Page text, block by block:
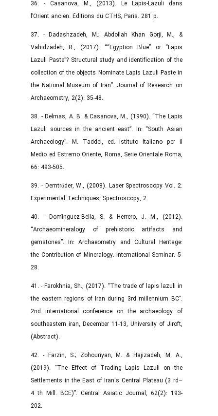
36. - Casanova, M., (2013). Le Lapis-Lazuli dans
l’Orient ancien. Éditions du CTHS, Paris. 281 p.
37. - Dadashzadeh, M.; Abdollah Khan Gorji, M., &
Vahidzadeh, R., (2017). ““Egyption Blue” or “Lapis
Lazuli Paste”? Structural study and identification of the
collection of the objects Nominate Lapis Lazuli Paste in
the National Museum of Iran”. Journal of Research on
Archaeometry, 2(2): 35-48.
38. - Delmas, A. B. & Casanova, M., (1990). “The Lapis
Lazuli sources in the ancient east”. In: “South Asian
Archaeology”. M. Taddei, ed. Istituto Italiano per il
Medio ed Estremo Oriente, Roma, Serie Orientale Roma,
66: 493-505.
39. - Demtröder, W., (2008). Laser Spectroscopy Vol. 2:
Experimental Techniques, Spectroscopy, 2.
40. - Domínguez-Bella, S. & Herrero, J. M., (2012).
“Archaeomineralogy of prehistoric artifacts and
gemstones”. In: Archaeometry and Cultural Heritage:
the Contribution of Mineralogy. International Seminar: 5-
28.
41. - Farokhnia, Sh., (2017). “The trade of lapis lazuli in
the eastern regions of Iran during 3rd millennium BC”.
2nd international conference on the archaeology of
southeastern iran, December 11-13, University of Jiroft,
(Abstract).
42. - Farzin, S.; Zohouriyan, M. & Hajizadeh, M. A.,
(2019). “The Effect of Trading Lapis Lazuli on the
Settlements in the East of Iran's Central Plateau (3 rd–
4 th Mill. BCE)”. Central Asiatic Journal, 62(2): 193-
202.‌